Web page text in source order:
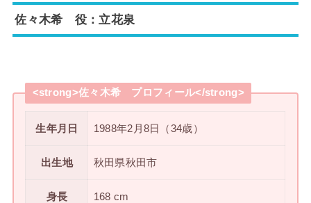
佐々木希 役：立花泉
<strong>佐々木希 プロフィール</strong>
生年月日 1988年2月8日（34歳）
出生地 秋田県秋田市
身長 168 cm